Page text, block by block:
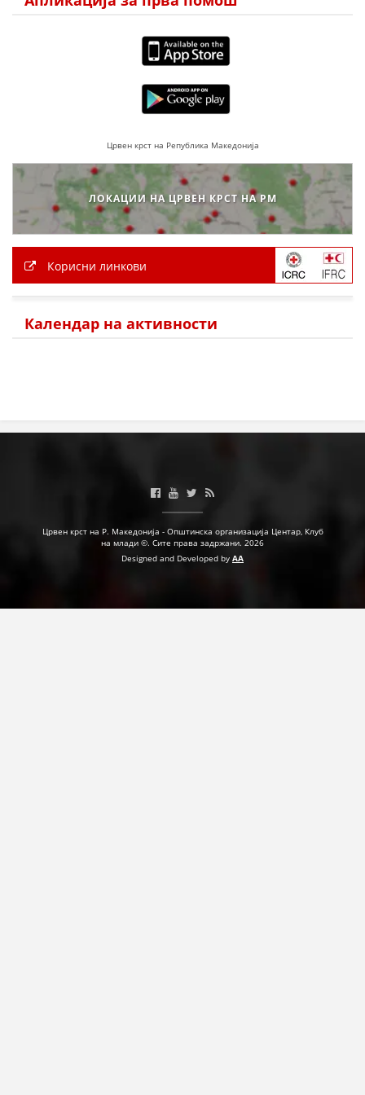
ДОГОВОРИ
ЗНАЧЕЊЕ НА СЛУЖБАТА ЗА БАРАЊЕ
ЗДРАВСТВЕНО ПРЕВЕНТИВНА ДЕЈНОСТ
ПРВА ПОМОШ
КРВОДАРИТЕЛСТВО
МЕНАЏМЕНТ НА ВОЛОНТЕРИ
ЕДУКАТИВНО ИНФОРМАТИВНИ МАТЕРИЈАЛИ
Црвен крст на Република Македонија
ЛОКАЦИИ НА ЦРВЕН КРСТ НА РМ
Корисни линкови
Календар на активности
Црвен крст на Р. Македонија - Општинска организација Центар, Клуб
на млади ©. Сите права задржани. 2026
Designed and Developed by AA